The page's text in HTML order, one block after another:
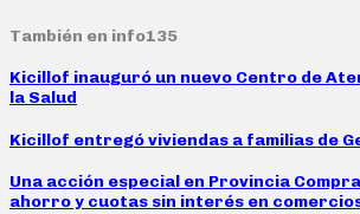
También en info135
Kicillof inauguró un nuevo Centro de
la Salud
Kicillof entregó viviendas a familias de
Una acción especial en Provincia
ahorro y cuotas sin interés en